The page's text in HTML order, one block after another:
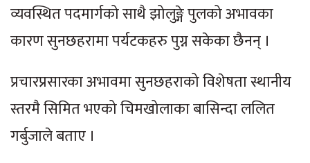
व्यवस्थित पदमार्गको साथै झोलुङ्गे पुलको अभावका
कारण सुनछहरामा पर्यटकहरु पुग्न सकेका छैनन् ।
प्रचारप्रसारका अभावमा सुनछहराको विशेषता स्थानीय
स्तरमै सिमित भएको चिमखोलाका बासिन्दा ललित
गर्बुजाले बताए ।